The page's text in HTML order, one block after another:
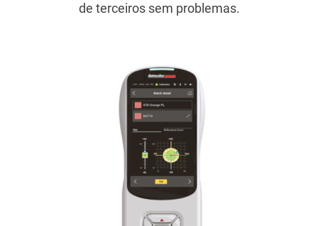
de terceiros sem problemas.